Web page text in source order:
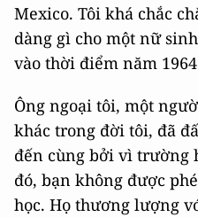
Mexico. Tôi khá chắc
dàng gì cho một nữ
vào thời điểm năm
Ông ngoại tôi, một
khác trong đời tôi, đã
đến cùng bởi vì trường
đó, bạn không được
học. Họ thương lượng